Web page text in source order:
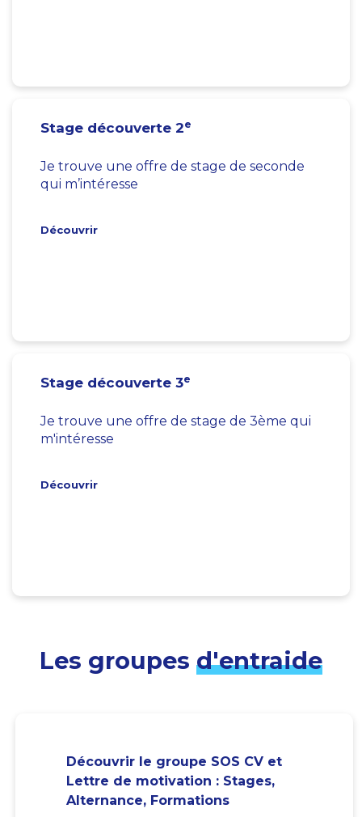
Stage découverte 2e
Je trouve une offre de stage de seconde
qui m’intéresse
Découvrir
Stage découverte 3e
Je trouve une offre de stage de 3ème qui
m'intéresse
Découvrir
Les groupes d'entraide
Découvrir le groupe SOS CV et
Lettre de motivation : Stages,
Alternance, Formations